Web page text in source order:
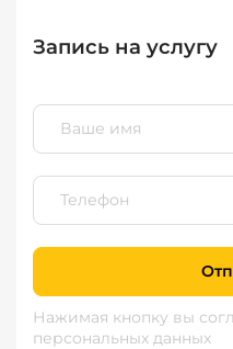
Запись на услугу
Нажимая кнопку вы
персональных данных